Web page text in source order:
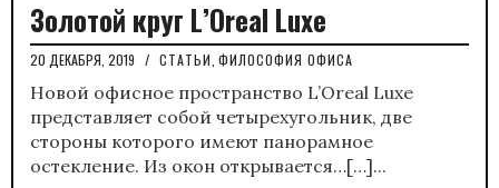
Золотой круг L’Oreal Luxe
20 ДЕКАБРЯ, 2019 / СТАТЬИ ФИЛОСОФИЯ ОФИСА
Новой офисное пространство L’Oreal Luxe
представляет собой четырехугольник, две
стороны которого имеют панорамное
остекление. Из окон открывается…[…]...